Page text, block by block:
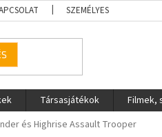
SZEMÉLYES ADATOK
Társasjátékok Filmek,
és Highrise Assault Trooper